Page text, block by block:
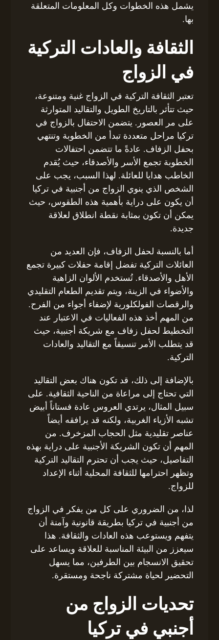
يشمل هذه الخطوات وكل المعلومات المتعلقة
بها.
الثقافة والعادات التركية
في الزواج
تعتبر الثقافة التركية في الزواج غنية ومتنوعة،
حيث تتأثر بالتاريخ الطويل والتقاليد المتوارثة
على مر العصور. يتضمن الاحتفال بالزواج في
تركيا مراحل متعددة تبدأ من الخطوبة وتنتهي
بحفل الزفاف. عادةً ما تتضمن احتفالات
الخطوبة تجمع الأسر والأصدقاء، حيث يُقدم
الخاطب هدايا للعائلة. لهذا السبب، يجب على
الشخص الذي ينوي الزواج من أجنبية في تركيا
أن يكون على دراية بأهمية هذه الطقوس، حيث
يمكن أن تكون بمثابة نقطة انطلاق لعلاقة
جديدة.
أما بالنسبة لحفل الزفاف، فإن العديد من
العائلات التركية تفضل إقامة حفلات كبيرة تجمع
الأهل والأصدقاء. تُستخدم الألوان الزاهية
والأضواء في الزينة، ويتم تقديم الطعام التقليدي
والرقصات الفولكلورية لإضفاء أجواء من الفرح.
من المهم أخذ هذه الفعاليات في الاعتبار عند
التخطيط لحفل زفاف مع شريكة أجنبية، حيث
قد يتطلب الأمر تنسيقاً مع التقاليد والعادات
التركية.
بالإضافة إلى ذلك، قد تكون هناك بعض التقاليد
التي تحتاج إلى مراعاة من الناحية الثقافية. على
سبيل المثال، يرتدي العروس عادة فستاناً أبيض
تشبه الأزياء الغربية، ولكنه قد يرافقه أيضاً
عناصر تقليدية مثل الحجاب المزخرف. من
المهم أن تكون الشريكة الأجنبية على دراية بهذه
التفاصيل، حيث يجب أن تحترم التقاليد التركية
وتظهر احترامها للثقافة المحلية أثناء الإعداد
للزواج.
لذا، من الضروري على كل من يفكر في الزواج
من أجنبية في تركيا بطريقة قانونية وآمنة أن
يتفهم ويستوعب هذه العادات والثقافة. هذا
سيعزز من البيئة المناسبة للعلاقة ويساعد على
تحقيق الانسجام بين الطرفين، مما يسهل
التحضير لحياة مشتركة ناجحة ومستقرة.
تحديات الزواج من
أجنبي في تركيا